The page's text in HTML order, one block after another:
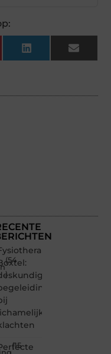
LinkedInEmail
(54
)
(15